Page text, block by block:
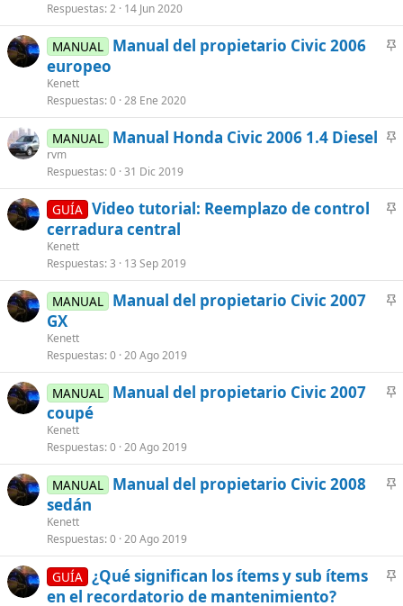
l
a
Respuestas 2 14 Jun 2020
A
a
d
MANUAL Manual del propietario Civic 2006
europeo
Kenett
Respuestas 0 28 Ene 2020
A
l
a
MANUAL Manual Honda Civic 2006 1.4 Diesel
rvm
Respuestas 0 31 Dic 2019
A
a
d
GUÍA Video tutorial: Reemplazo de control
cerradura central
Kenett
Respuestas 3 13 Sep 2019
A
a
d
MANUAL Manual del propietario Civic 2007
GX
Kenett
Respuestas 0 20 Ago 2019
A
a
d
MANUAL Manual del propietario Civic 2007
coupé
Kenett
Respuestas 0 20 Ago 2019
A
a
d
MANUAL Manual del propietario Civic 2008
sedán
Kenett
Respuestas 0 20 Ago 2019
A
GUÍA ¿Qué significan los ítems y sub ítems
en el recordatorio de mantenimiento?